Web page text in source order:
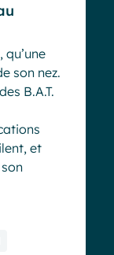
son nez.
B.A.T.
et